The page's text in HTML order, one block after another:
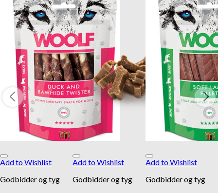
Add to Wishlist
Godbidder og tyg
Add to Wishlist
Godbidder og tyg
Add to Wishlist
Godbidder og tyg